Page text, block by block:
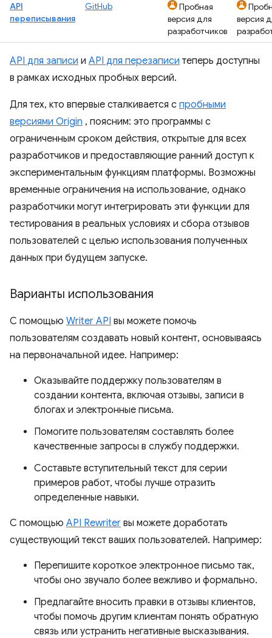
API
переписывания
GitHub
Пробная
версия для
разработчиков
версия
API для записи и API для перезаписи теперь доступны
в рамках исходных пробных версий.
Для тех, кто впервые сталкивается с пробными
версиями Origin , поясним: это программы с
ограниченным сроком действия, открытые для всех
разработчиков и предоставляющие ранний доступ к
экспериментальным функциям платформы. Возможны
временные ограничения на использование, однако
разработчики могут интегрировать эти функции для
тестирования в реальных условиях и сбора отзывов
пользователей с целью использования полученных
данных при будущем запуске.
Варианты использования
С помощью Writer API вы можете помочь
пользователям создавать новый контент, основываясь
на первоначальной идее. Например:
Оказывайте поддержку пользователям в
создании контента, включая отзывы, записи в
блогах и электронные письма.
Помогите пользователям составлять более
качественные запросы в службу поддержки.
Составьте вступительный текст для серии
примеров работ, чтобы лучше отразить
определенные навыки.
С помощью API Rewriter вы можете доработать
существующий текст ваших пользователей. Например:
Перепишите короткое электронное письмо так,
чтобы оно звучало более вежливо и формально.
Предлагайте вносить правки в отзывы клиентов,
чтобы помочь другим клиентам понять обратную
связь или устранить негативные высказывания.